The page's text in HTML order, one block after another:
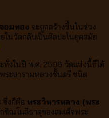
อมทอง จะถูกสร้างขึ้นในช่วง
นวัดกลับเป็นศิลปะในยุคสมัย
ทั่งในปี พ.ศ. 2506 วัดแห่งนี้ก็ได้
ระอารามหลวงชั้นตรี ชนิด
ซึ่งก็คือ พระวิหารหลวง (พระ
ณโมลีธาตุของสมเด็จพระ